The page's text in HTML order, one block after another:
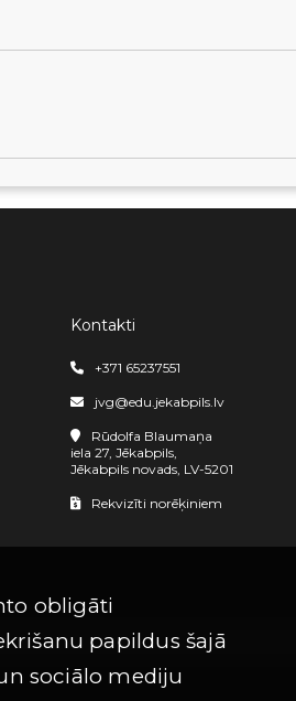
Kontakti
+371 65237551
jvg@edu.jekabpils.lv
Rūdolfa Blaumaņa
iela 27, Jēkabpils,
Jēkabpils novads, LV-5201
Rekvizīti norēķiniem
obligāti
papildus šajā
sociālo mediju